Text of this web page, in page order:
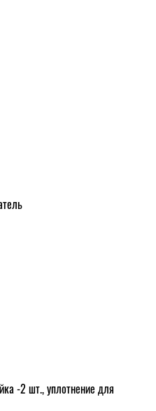
-2 шт., уплотнение для